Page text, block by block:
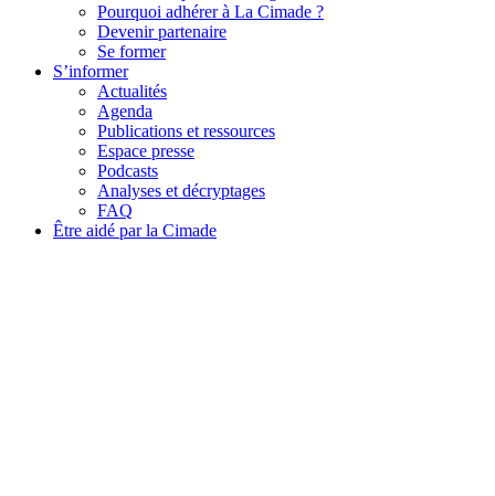
Pourquoi adhérer à La Cimade ?
Devenir partenaire
Se former
S’informer
Actualités
Agenda
Publications et ressources
Espace presse
Podcasts
Analyses et décryptages
FAQ
Être aidé par la Cimade